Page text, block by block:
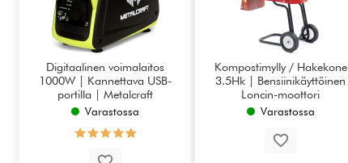
Digitaalinen voimalaitos
1000W | Kannettava USB-
portilla | Metalcraft
Varastossa
Kompostimylly / Hakekone
3.5Hk | Bensiinikäyttöinen
Loncin-moottori
Varastossa